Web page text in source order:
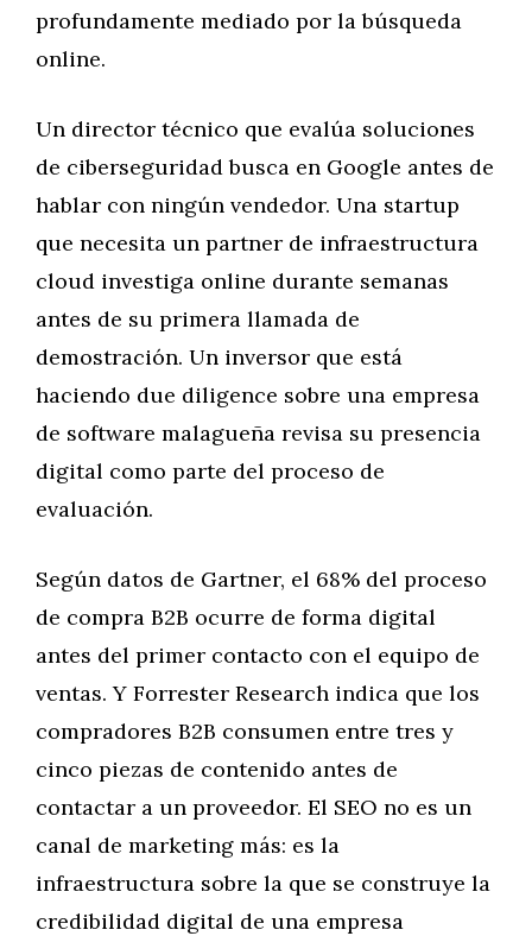
profundamente mediado por la búsqueda
online.
Un director técnico que evalúa soluciones
de ciberseguridad busca en Google antes de
hablar con ningún vendedor. Una startup
que necesita un partner de infraestructura
cloud investiga online durante semanas
antes de su primera llamada de
demostración. Un inversor que está
haciendo due diligence sobre una empresa
de software malagueña revisa su presencia
digital como parte del proceso de
evaluación.
Según datos de Gartner, el 68% del proceso
de compra B2B ocurre de forma digital
antes del primer contacto con el equipo de
ventas. Y Forrester Research indica que los
compradores B2B consumen entre tres y
cinco piezas de contenido antes de
contactar a un proveedor. El SEO no es un
canal de marketing más: es la
infraestructura sobre la que se construye la
credibilidad digital de una empresa